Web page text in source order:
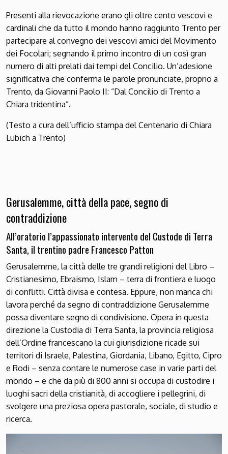
Presenti alla rievocazione erano gli oltre cento vescovi e
cardinali che da tutto il mondo hanno raggiunto Trento per
partecipare al convegno dei vescovi amici del Movimento
dei Focolari; segnando il primo incontro di un così gran
numero di alti prelati dai tempi del Concilio. Un’adesione
significativa che conferma le parole pronunciate, proprio a
Trento, da Giovanni Paolo II: “Dal Concilio di Trento a
Chiara tridentina”.
(Testo a cura dell’ufficio stampa del Centenario di Chiara
Lubich a Trento)
Gerusalemme, città della pace, segno di
contraddizione
All’oratorio l’appassionato intervento del Custode di Terra
Santa, il trentino padre Francesco Patton
Gerusalemme, la città delle tre grandi religioni del Libro –
Cristianesimo, Ebraismo, Islam – terra di frontiera e luogo
di conflitti. Città divisa e contesa. Eppure, non manca chi
lavora perché da segno di contraddizione Gerusalemme
possa diventare segno di condivisione. Opera in questa
direzione la Custodia di Terra Santa, la provincia religiosa
dell’Ordine francescano la cui giurisdizione ricade sui
territori di Israele, Palestina, Giordania, Libano, Egitto, Cipro
e Rodi – senza contare le numerose case in varie parti del
mondo – e che da più di 800 anni si occupa di custodire i
luoghi sacri della cristianità, di accogliere i pellegrini, di
svolgere una preziosa opera pastorale, sociale, di studio e
ricerca.